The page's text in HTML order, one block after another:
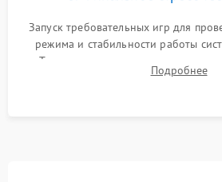
Запуск требовательных игр для
режима и стабильности работы
Тестирование привода,
геймпадов, выхода в сеть и
Подробнее